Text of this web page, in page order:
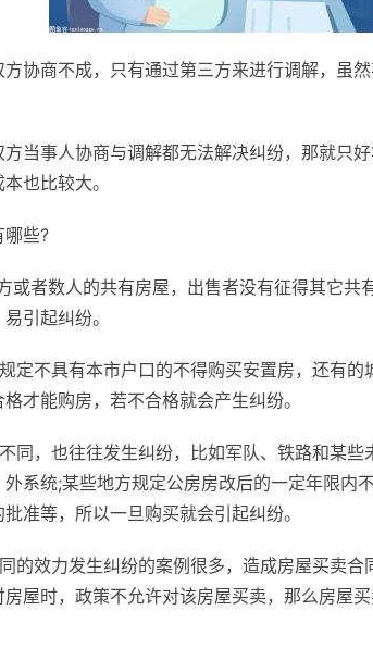
协商不成，只有通过第三方来进行调解，虽
当事人协商与调解都无法解决纠纷，那就只
也比较大。
哪些?
或者数人的共有房屋，出售者没有征得其它
引起纠纷。
定不具有本市户口的不得购买安置房，还有
才能购房，若不合格就会产生纠纷。
同，也往往发生纠纷，比如军队、铁路和某些
系统;某些地方规定公房房改后的一定年限内
准等，所以一旦购买就会引起纠纷。
的效力发生纠纷的案例很多，造成房屋买卖
屋时，政策不允许对该房屋买卖，那么房屋